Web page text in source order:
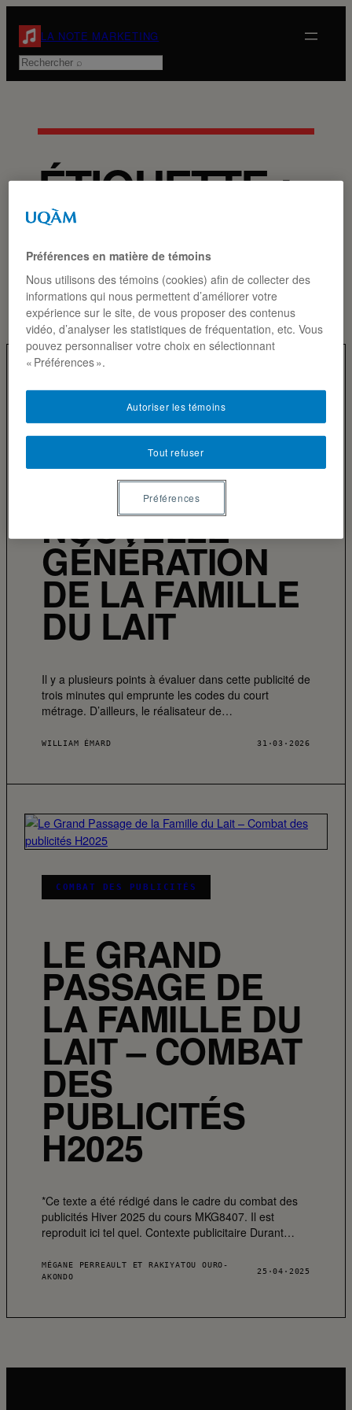
contenu
LA NOTE MARKETING
Rechercher
ÉTIQUETTE :
LA FAMILLE
DU LAIT
JEANNE ET LA
NOUVELLE
GÉNÉRATION
DE LA FAMILLE
DU LAIT
Il y a plusieurs points à évaluer dans cette publicité de
trois minutes qui emprunte les codes du court
métrage. D’ailleurs, le réalisateur de…
WILLIAM ÉMARD 31·03·2026
COMBAT DES PUBLICITÉS
LE GRAND
PASSAGE DE
LA FAMILLE DU
LAIT – COMBAT
DES
PUBLICITÉS
H2025
*Ce texte a été rédigé dans le cadre du combat des
publicités Hiver 2025 du cours MKG8407. Il est
reproduit ici tel quel. Contexte publicitaire Durant…
MÉGANE PERREAULT ET RAKIYATOU OURO-
AKONDO
25·04·2025
Préférences en matière de témoins
Nous utilisons des témoins (cookies) afin de collecter des
informations qui nous permettent d’améliorer votre
expérience sur le site, de vous proposer des contenus
vidéo, d’analyser les statistiques de fréquentation, etc. Vous
pouvez personnaliser votre choix en sélectionnant
« Préférences ».
Tout refuser
Autoriser les témoins
Préférences